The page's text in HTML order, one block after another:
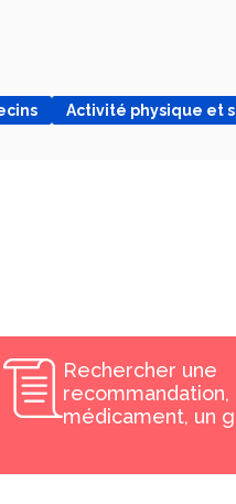
Activité physique et
Rechercher une
recommandation,
médicament, un